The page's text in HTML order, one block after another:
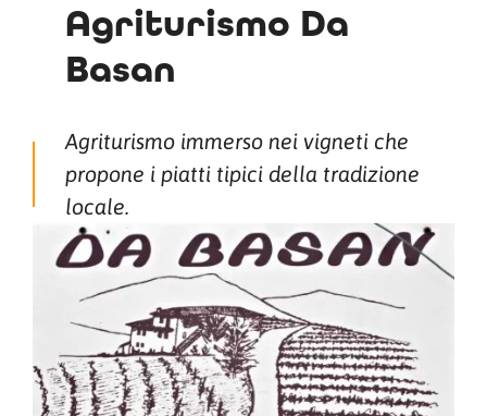
Agriturismo Da
Basan
Agriturismo immerso nei vigneti che
propone i piatti tipici della tradizione
locale.